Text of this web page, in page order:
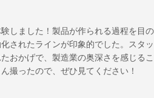
しました！製品が作られる過程を目の
されたラインが印象的でした。スタッ
おかげで、製造業の奥深さを感じるこ
撮ったので、ぜひ見てください！